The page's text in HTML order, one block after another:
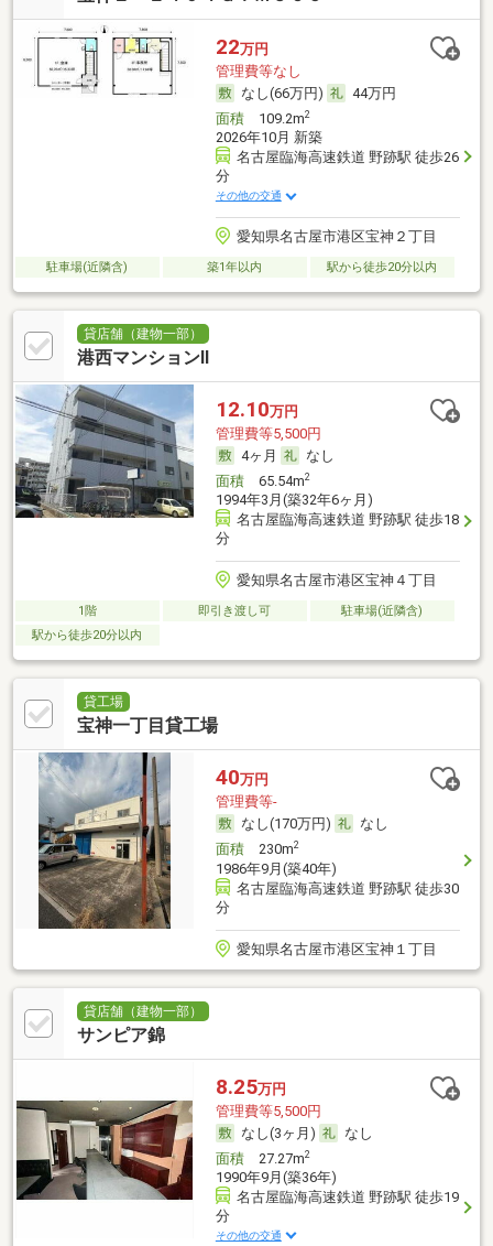
22万円
管理費等なし
なし(66万円)
44万円
面積109.2m2
2026年10月 新築
名古屋臨海高速鉄道 野跡駅 徒歩26
分
その他の交通
愛知県名古屋市港区宝神２丁目
駐車場(近隣含) 築1年以内 駅から徒歩20分以内
貸店舗（建物一部）
港西マンションⅡ
12.10万円
管理費等5,500円
4ヶ月
なし
面積65.54m2
1994年3月(築32年6ヶ月)
名古屋臨海高速鉄道 野跡駅 徒歩18
分
愛知県名古屋市港区宝神４丁目
1階 即引き渡し可
駐車場(近隣含)
駅から徒歩20分以内
貸工場
宝神一丁目貸工場
40万円
管理費等-
なし(170万円)
なし
面積230m2
1986年9月(築40年)
名古屋臨海高速鉄道 野跡駅 徒歩30
分
愛知県名古屋市港区宝神１丁目
貸店舗（建物一部）
サンピア錦
8.25万円
管理費等5,500円
なし(3ヶ月)
なし
面積27.27m2
1990年9月(築36年)
名古屋臨海高速鉄道 野跡駅 徒歩19
分
その他の交通